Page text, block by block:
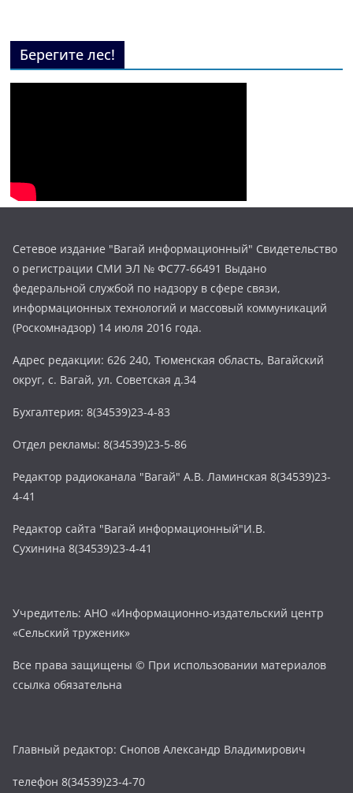
Берегите лес!
Сетевое издание "Вагай информационный" Свидетельство
о регистрации СМИ ЭЛ № ФС77-66491 Выдано
федеральной службой по надзору в сфере связи,
информационных технологий и массовый коммуникаций
(Роскомнадзор) 14 июля 2016 года.
Адрес редакции: 626 240, Тюменская область, Вагайский
округ, с. Вагай, ул. Советская д.34
Бухгалтерия: 8(34539)23-4-83
Отдел рекламы: 8(34539)23-5-86
Редактор радиоканала "Вагай" А.В. Ламинская 8(34539)23-
4-41
Редактор сайта "Вагай информационный"И.В.
Сухинина 8(34539)23-4-41
Учредитель: АНО «Информационно-издательский центр
«Сельский труженик»
Все права защищены © При использовании материалов
ссылка обязательна
Главный редактор: Снопов Александр Владимирович
телефон 8(34539)23-4-70